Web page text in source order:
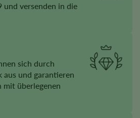
und versenden in die
sich durch
aus und garantieren
überlegenen